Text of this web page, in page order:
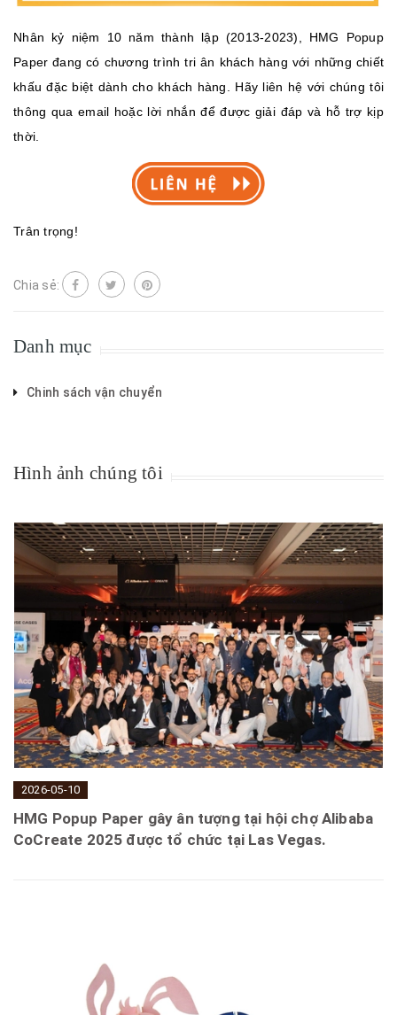
Nhân kỷ niệm 10 năm thành lập (2013-2023), HMG Popup
Paper đang có chương trình tri ân khách hàng với những chiết
khấu đặc biệt dành cho khách hàng. Hãy liên hệ với chúng tôi
thông qua email hoặc lời nhắn để được giải đáp và hỗ trợ kịp
thời.
Trân trọng!
Chia sẻ:
Danh mục
Chinh sách vận chuyển
Hình ảnh chúng tôi
2026-05-10
HMG Popup Paper gây ân tượng tại hội chợ Alibaba
CoCreate 2025 được tổ chức tại Las Vegas.